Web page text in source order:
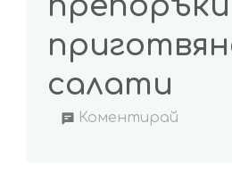
салати
Коментирай